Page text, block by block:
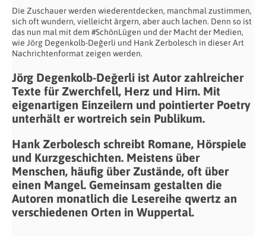
Die Zuschauer werden wiederentdecken, manchmal zustimmen,
sich oft wundern, vielleicht ärgern, aber auch lachen. Denn so ist
das nun mal mit dem #SchönLügen und der Macht der Medien,
wie Jörg Degenkolb-Değerli und Hank Zerbolesch in dieser Art
Nachrichtenformat zeigen werden.
Jörg Degenkolb-Değerli ist Autor zahlreicher
Texte für Zwerchfell, Herz und Hirn. Mit
eigenartigen Einzeilern und pointierter Poetry
unterhält er wortreich sein Publikum.
Hank Zerbolesch schreibt Romane, Hörspiele
und Kurzgeschichten. Meistens über
Menschen, häufig über Zustände, oft über
einen Mangel. Gemeinsam gestalten die
Autoren monatlich die Lesereihe qwertz an
verschiedenen Orten in Wuppertal.